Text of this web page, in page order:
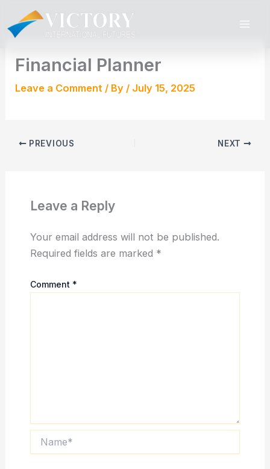
content
Financial Planner
Leave a Comment / By / July 15, 2025
PREVIOUS NEXT
Leave a Reply
Your email address will not be published.
Required fields are marked *
Comment *